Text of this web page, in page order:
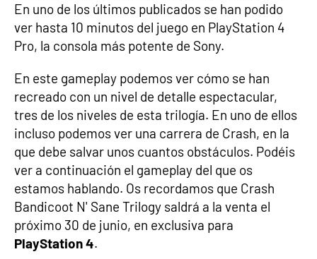
En uno de los últimos publicados se han podido
ver hasta 10 minutos del juego en PlayStation 4
Pro, la consola más potente de Sony.
En este gameplay podemos ver cómo se han
recreado con un nivel de detalle espectacular,
tres de los niveles de esta trilogía. En uno de ellos
incluso podemos ver una carrera de Crash, en la
que debe salvar unos cuantos obstáculos. Podéis
ver a continuación el gameplay del que os
estamos hablando. Os recordamos que Crash
Bandicoot N' Sane Trilogy saldrá a la venta el
próximo 30 de junio, en exclusiva para
PlayStation 4.